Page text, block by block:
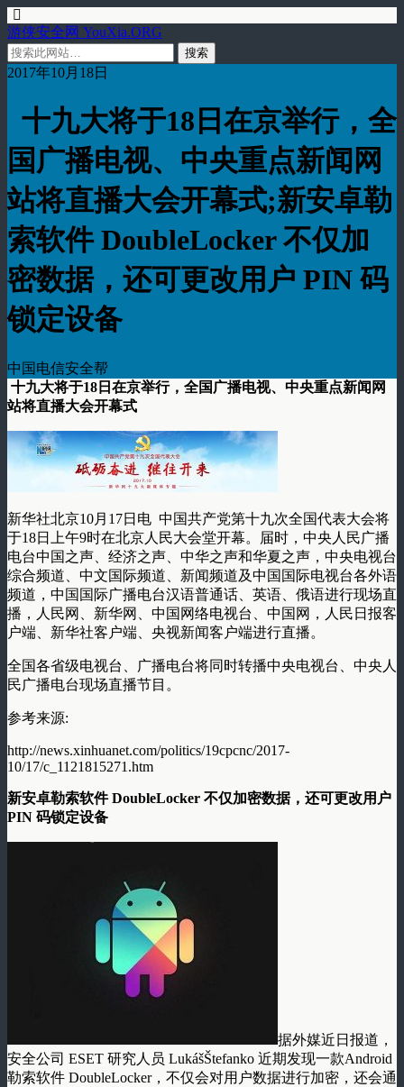
游侠安全网 YouXia.ORG
2017年10月18日
十九大将于18日在京举行，全
国广播电视、中央重点新闻网
站将直播大会开幕式;新安卓勒
索软件 DoubleLocker 不仅加
密数据，还可更改用户 PIN 码
锁定设备
中国电信安全帮
十九大将于18日在京举行，全国广播电视、中央重点新闻网
站将直播大会开幕式
新华社北京10月17日电 中国共产党第十九次全国代表大会将
于18日上午9时在北京人民大会堂开幕。届时，中央人民广播
电台中国之声、经济之声、中华之声和华夏之声，中央电视台
综合频道、中文国际频道、新闻频道及中国国际电视台各外语
频道，中国国际广播电台汉语普通话、英语、俄语进行现场直
播，人民网、新华网、中国网络电视台、中国网，人民日报客
户端、新华社客户端、央视新闻客户端进行直播。
全国各省级电视台、广播电台将同时转播中央电视台、中央人
民广播电台现场直播节目。
参考来源:
http://news.xinhuanet.com/politics/19cpcnc/2017-
10/17/c_1121815271.htm
新安卓勒索软件 DoubleLocker 不仅加密数据，还可更改用户
PIN 码锁定设备
据外媒近日报道，
安全公司 ESET 研究人员 LukášŠtefanko 近期发现一款Android
勒索软件 DoubleLocker，不仅会对用户数据进行加密，还会通